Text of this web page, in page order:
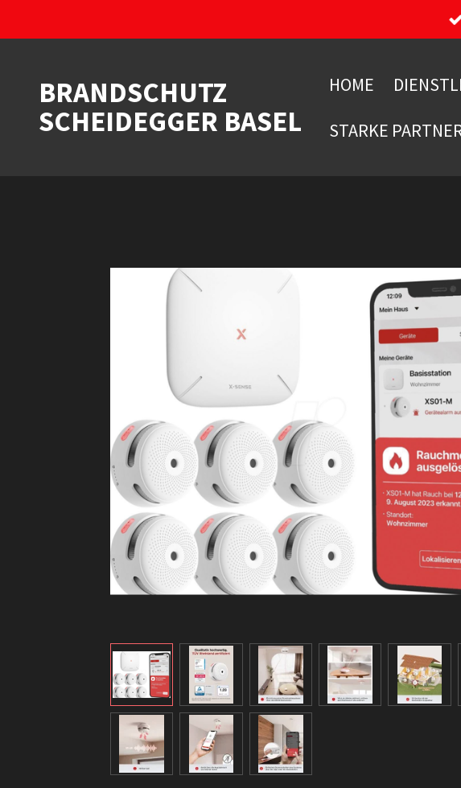
Hauptinhalt
BRANDSCHUTZ
SCHEIDEGGER BASEL
HOME
STARKE